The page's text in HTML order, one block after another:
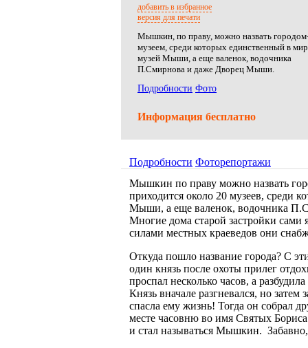
добавить в избранное
версия для печати
Мышкин, по праву, можно назвать
музеем, среди которых единственный в
музей Мыши, а еще валенок, водочника
П.Смирнова и даже Дворец Мыши.
Подробности Фото
Информация бесплатно
Подробности Фоторепортажи
Мышкин по праву можно назвать
приходится около 20 музеев, среди
Мыши, а еще валенок, водочника
Многие дома старой застройки сами
силами местных краеведов они
Откуда пошло название города? С
один князь после охоты прилег
проспал несколько часов, а
Князь вначале разгневался, но
спасла ему жизнь! Тогда он собрал
месте часовню во имя Святых
и стал называться Мышкин.